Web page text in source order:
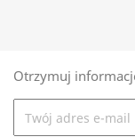
Otrzymuj